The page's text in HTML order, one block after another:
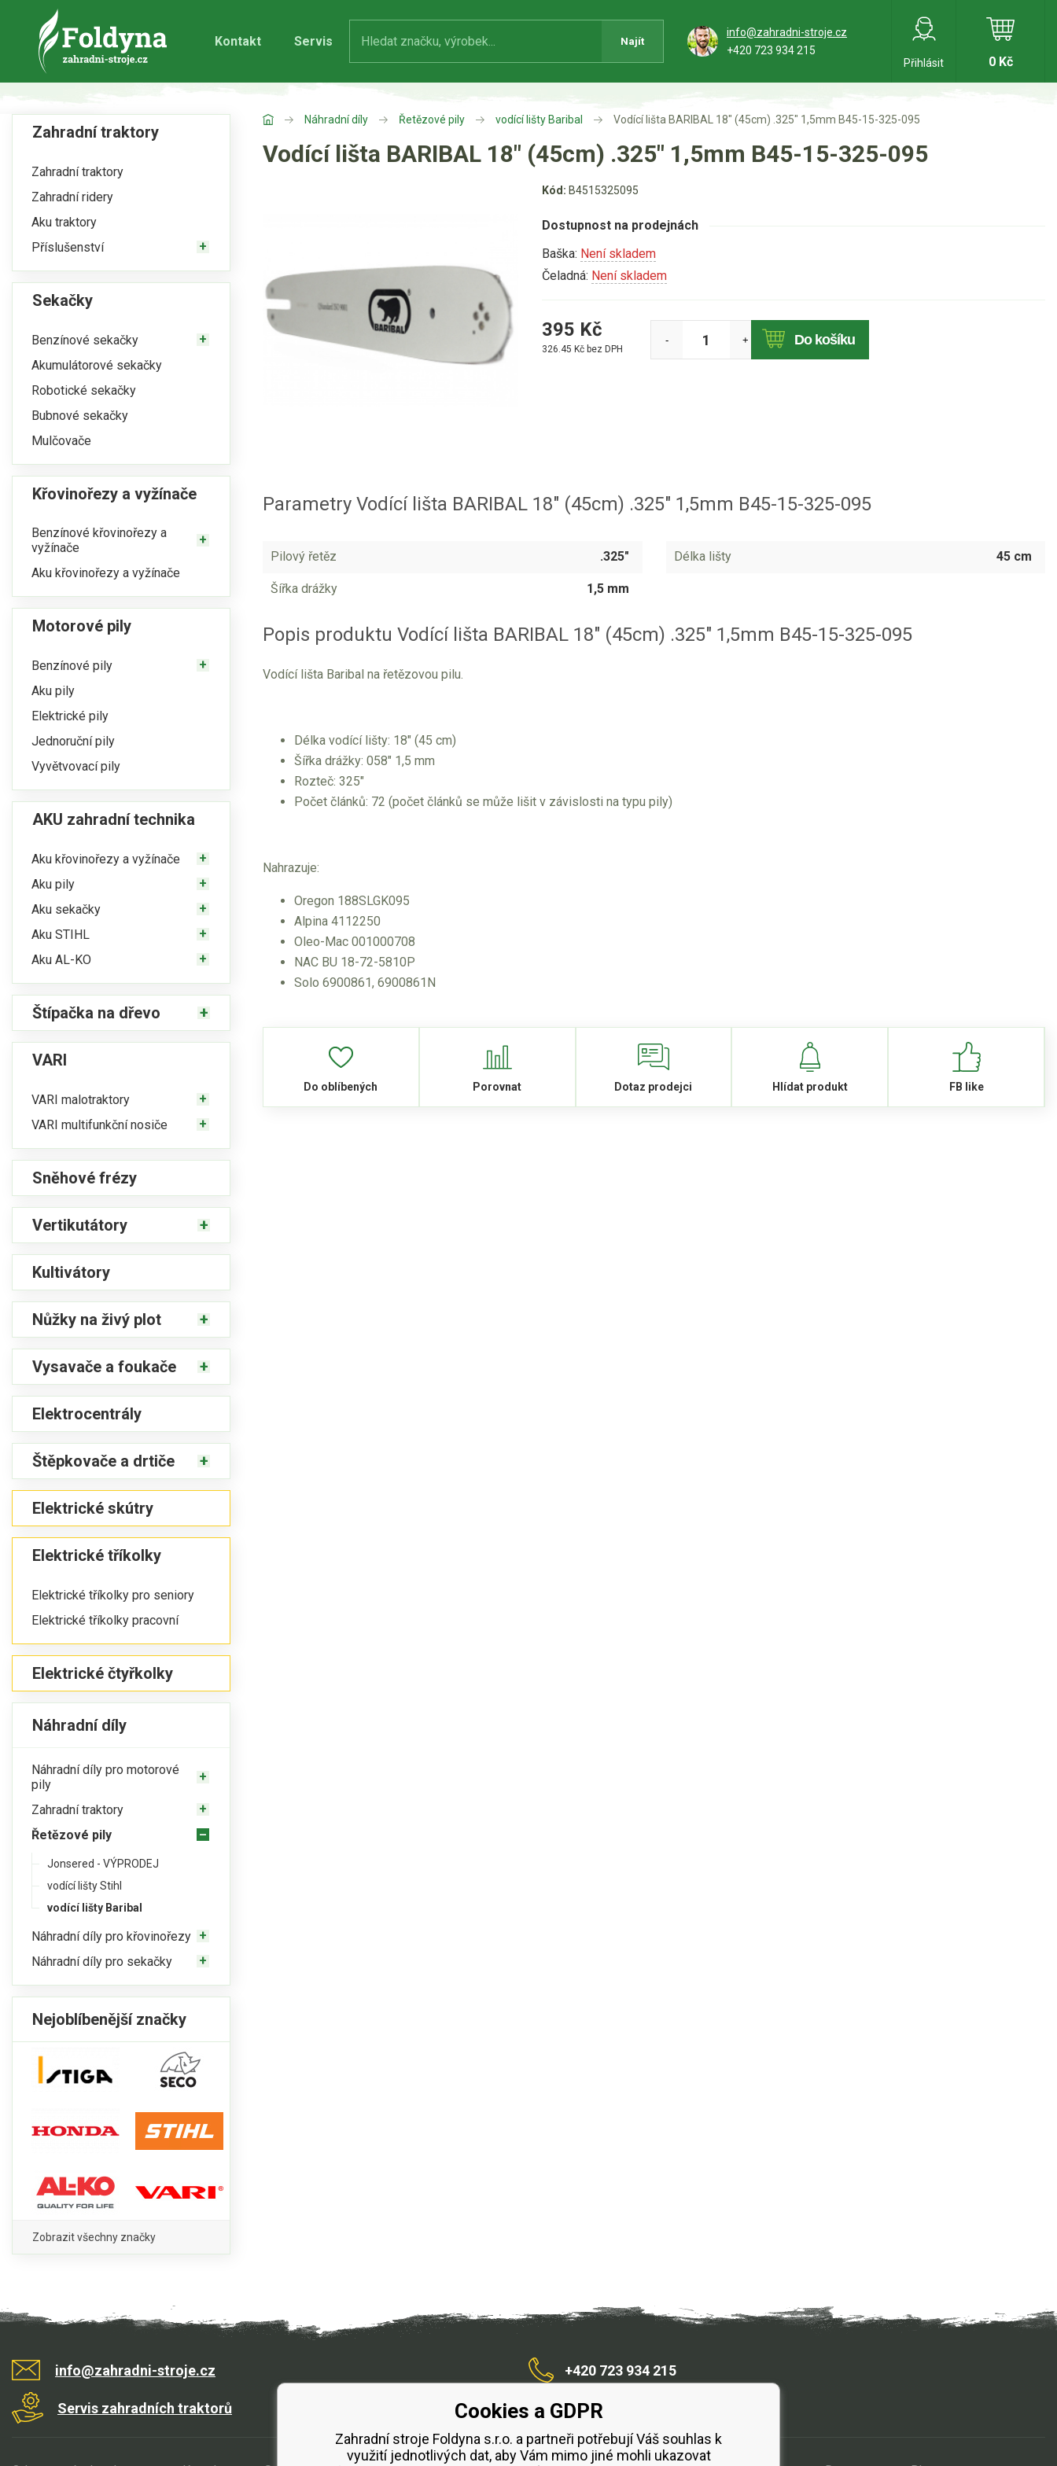
Kontakt Servis Najít
info@zahradni-stroje.cz
+420 723 934 215
Přihlásit
0 Kč
Zahradní traktory
Zahradní traktory
Zahradní ridery
Aku traktory
Příslušenství
Sekačky
Benzínové sekačky
Akumulátorové sekačky
Robotické sekačky
Bubnové sekačky
Mulčovače
Křovinořezy a vyžínače
Benzínové křovinořezy a
vyžínače
Aku křovinořezy a vyžínače
Motorové pily
Benzínové pily
Aku pily
Elektrické pily
Jednoruční pily
Vyvětvovací pily
AKU zahradní technika
Aku křovinořezy a vyžínače
Aku pily
Aku sekačky
Aku STIHL
Aku AL-KO
Štípačka na dřevo
VARI
VARI malotraktory
VARI multifunkční nosiče
Sněhové frézy
Vertikutátory
Kultivátory
Nůžky na živý plot
Vysavače a foukače
Elektrocentrály
Štěpkovače a drtiče
Elektrické skútry
Elektrické tříkolky
Elektrické tříkolky pro seniory
Elektrické tříkolky pracovní
Elektrické čtyřkolky
Náhradní díly
Náhradní díly pro motorové
pily
Zahradní traktory
Řetězové pily
Jonsered - VÝPRODEJ
vodící lišty Stihl
vodící lišty Baribal
Náhradní díly pro křovinořezy
Náhradní díly pro sekačky
Nejoblíbenější značky
Zobrazit všechny značky
Náhradní díly Řetězové pily vodící lišty Baribal Vodící lišta BARIBAL 18" (45cm) .325" 1,5mm B45-15-325-095
Vodící lišta BARIBAL 18" (45cm) .325" 1,5mm B45-15-325-095
Kód: B4515325095
Dostupnost na prodejnách
Baška: Není skladem
Čeladná: Není skladem
395 Kč
326.45 Kč bez DPH
- + Do košíku
Parametry Vodící lišta BARIBAL 18" (45cm) .325" 1,5mm B45-15-325-095
Pilový řetěz .325" Délka lišty 45 cm
Šířka drážky 1,5 mm
Popis produktu Vodící lišta BARIBAL 18" (45cm) .325" 1,5mm B45-15-325-095
Vodící lišta Baribal na řetězovou pilu.
Délka vodící lišty: 18" (45 cm)
Šířka drážky: 058" 1,5 mm
Rozteč: 325"
Počet článků: 72 (počet článků se může lišit v závislosti na typu pily)
Nahrazuje:
Oregon 188SLGK095
Alpina 4112250
Oleo-Mac 001000708
NAC BU 18-72-5810P
Solo 6900861, 6900861N
Do oblíbených Porovnat Dotaz prodejci Hlídat produkt FB like
info@zahradni-stroje.cz
Servis zahradních traktorů /zahradnístroje
+420 723 934 215
Cookies a GDPR
Zahradní stroje Foldyna s.r.o. a partneři potřebují Váš souhlas k
využití jednotlivých dat, aby Vám mimo jiné mohli ukazovat